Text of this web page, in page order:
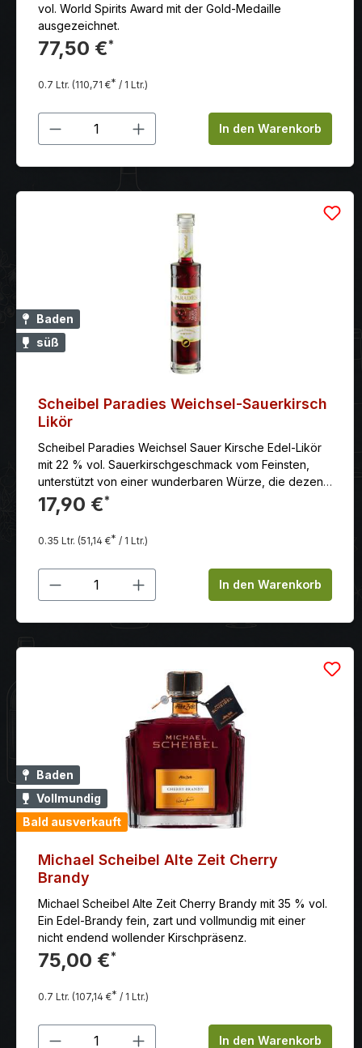
vol. World Spirits Award mit der Gold-Medaille
ausgezeichnet.
77,50 €*
0.7 Ltr. (110,71 €* / 1 Ltr.)
Produkt Anzahl: Gib denIn den Warenkorb
Baden
süß
Scheibel Paradies Weichsel-Sauerkirsch
Likör
Scheibel Paradies Weichsel Sauer Kirsche Edel-Likör
mit 22 % vol. Sauerkirschgeschmack vom Feinsten,
unterstützt von einer wunderbaren Würze, die dezent
an weißen Pfeffer erinnert. leichter und lebendiger
Abgang erinnert an fruchtige Mandelmousse und
Kirschmarmelade.
17,90 €*
0.35 Ltr. (51,14 €* / 1 Ltr.)
Produkt Anzahl: Gib denIn den Warenkorb
Baden
Vollmundig
Bald ausverkauft
Michael Scheibel Alte Zeit Cherry
Brandy
Michael Scheibel Alte Zeit Cherry Brandy mit 35 % vol.
Ein Edel-Brandy fein, zart und vollmundig mit einer
nicht endend wollender Kirschpräsenz.
75,00 €*
0.7 Ltr. (107,14 €* / 1 Ltr.)
Produkt Anzahl: Gib denIn den Warenkorb